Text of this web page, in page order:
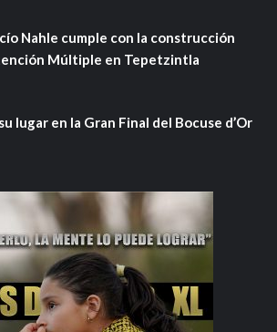
Nahle cumple con la construcción
Múltiple en Tepetzintla
lugar en la Gran Final del Bocuse d’Or